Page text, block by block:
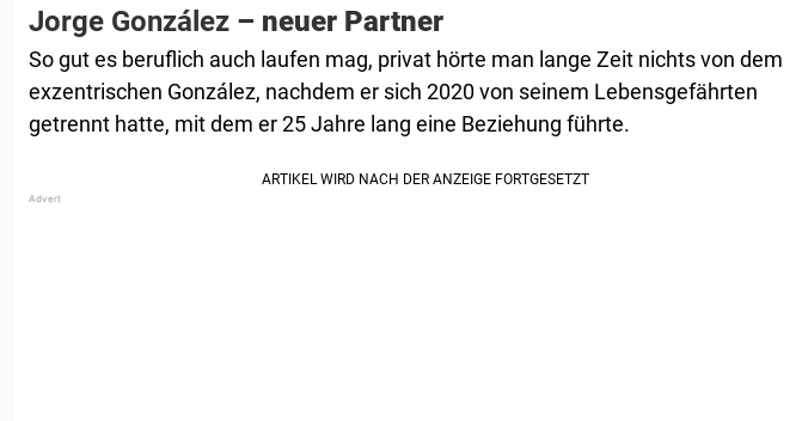
Jorge González – neuer Partner
So gut es beruflich auch laufen mag, privat hörte man lange Zeit nichts von dem
exzentrischen González, nachdem er sich 2020 von seinem Lebensgefährten
getrennt hatte, mit dem er 25 Jahre lang eine Beziehung führte.